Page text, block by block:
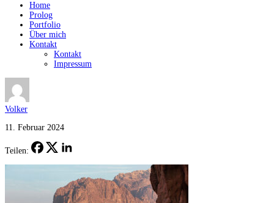
Home
Prolog
Portfolio
Über mich
Kontakt
Kontakt
Impressum
Volker
11. Februar 2024
Teilen: